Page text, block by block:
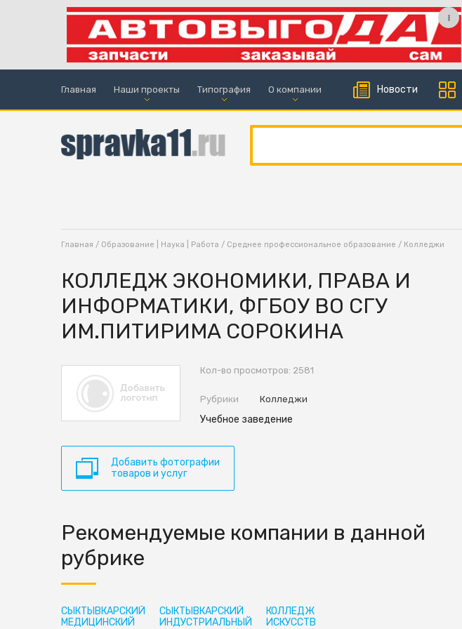
Главная Наши проекты Типография О компании Новости
Главная / Образование | Наука | Работа / Среднее профессиональное образование / Колледжи
КОЛЛЕДЖ ЭКОНОМИКИ, ПРАВА И
ИНФОРМАТИКИ, ФГБОУ ВО СГУ
ИМ.ПИТИРИМА СОРОКИНА
Кол-во просмотров: 2581
Рубрики Колледжи
Учебное заведение
Добавить фотографии
товаров и услуг
Рекомендуемые компании в данной
рубрике
СЫКТЫВКАРСКИЙ
МЕДИЦИНСКИЙ
СЫКТЫВКАРСКИЙ
ИНДУСТРИАЛЬНЫЙ
КОЛЛЕДЖ
ИСКУССТВ